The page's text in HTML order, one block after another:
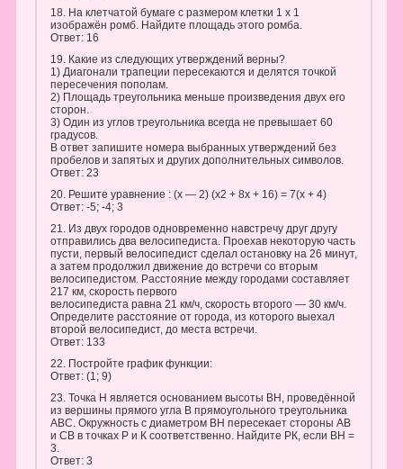
18. На клетчатой бумаге с размером клетки 1 х 1
изображён ромб. Найдите площадь этого ромба.
Ответ: 16
19. Какие из следующих утверждений верны?
1) Диагонали трапеции пересекаются и делятся точкой
пересечения пополам.
2) Площадь треугольника меньше произведения двух его
сторон.
3) Один из углов треугольника всегда не превышает 60
градусов.
В ответ запишите номера выбранных утверждений без
пробелов и запятых и других дополнительных символов.
Ответ: 23
20. Решите уравнение : (x — 2) (х2 + 8х + 16) = 7(x + 4)
Ответ: -5; -4; 3
21. Из двух городов одновременно навстречу друг другу
отправились два велосипедиста. Проехав некоторую часть
пусти, первый велосипедист сделал остановку на 26 минут,
а затем продолжил движение до встречи со вторым
велосипедистом. Расстояние между городами составляет
217 км, скорость первого
велосипедиста равна 21 км/ч, скорость второго — 30 км/ч.
Определите расстояние от города, из которого выехал
второй велосипедист, до места встречи.
Ответ: 133
22. Постройте график функции:
Ответ: (1; 9)
23. Точка Н является основанием высоты ВН, проведённой
из вершины прямого угла В прямоугольного треугольника
АВС. Окружность с диаметром ВН пересекает стороны АВ
и СВ в точках Р и К соответственно. Найдите РК, если ВН =
3.
Ответ: 3